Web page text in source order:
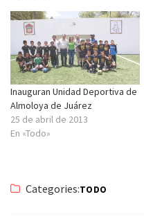
Inauguran Unidad Deportiva de
Almoloya de Juárez
25 de abril de 2013
En «Todo»
Categories:TODO